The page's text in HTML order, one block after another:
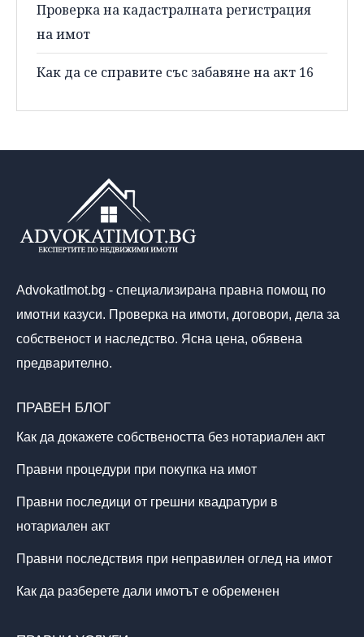
Проверка на кадастралната регистрация
на имот
Как да се справите със забавяне на акт 16
AdvokatImot.bg - специализирана правна помощ по
имотни казуси. Проверка на имоти, договори, дела за
собственост и наследство. Ясна цена, обявена
предварително.
ПРАВЕН БЛОГ
Как да докажете собствеността без нотариален акт
Правни процедури при покупка на имот
Правни последици от грешни квадратури в
нотариален акт
Правни последствия при неправилен оглед на имот
Как да разберете дали имотът е обременен